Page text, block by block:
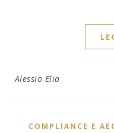
Alessio Elia
COMPLIANCE E